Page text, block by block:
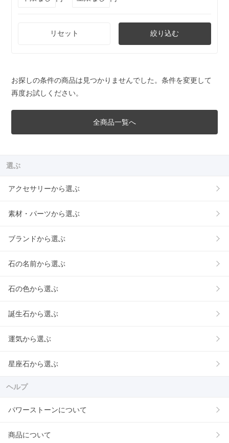
リセット 絞り込む
お探しの条件の商品は見つかりませんでした。条件を変更して
再度お試しください。
全商品一覧へ
選ぶ
アクセサリーから選ぶ
素材・パーツから選ぶ
ブランドから選ぶ
石の名前から選ぶ
石の色から選ぶ
誕生石から選ぶ
運気から選ぶ
星座石から選ぶ
ヘルプ
パワーストーンについて
商品について